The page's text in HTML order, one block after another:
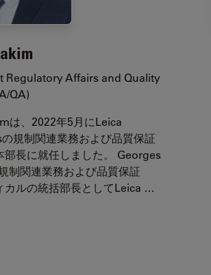
Regulatory Affairs and Quality
QA)
は、2022年5月にLeica
規制関連業務および品質保証
部長に就任しました。 Georges
制関連業務および品質保証
カルの統括部長としてLeica …